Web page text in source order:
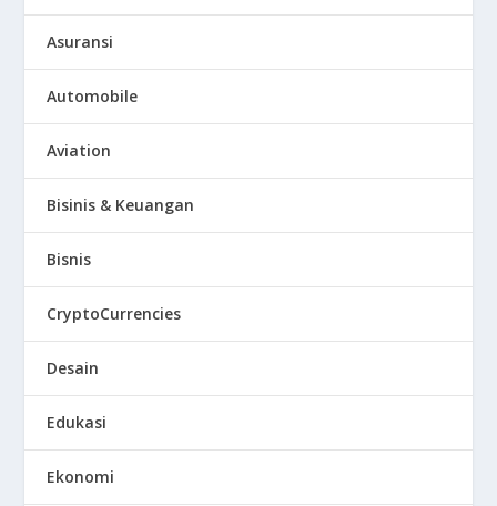
Asuransi
Automobile
Aviation
Bisinis & Keuangan
Bisnis
CryptoCurrencies
Desain
Edukasi
Ekonomi